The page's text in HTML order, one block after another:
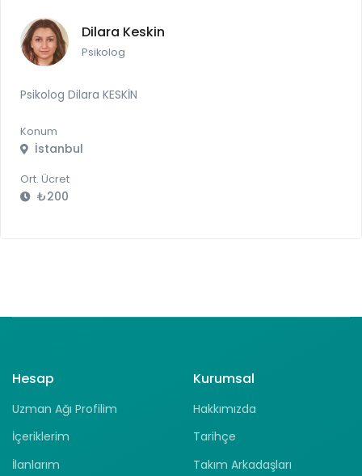
Dilara Keskin
Psikolog
Psikolog Dilara KESKİN
Konum
İstanbul
Ort. Ücret
₺200
Hesap
Uzman Ağı Profilim
İçeriklerim
İlanlarım
Kurumsal
Hakkımızda
Tarihçe
Takım Arkadaşları